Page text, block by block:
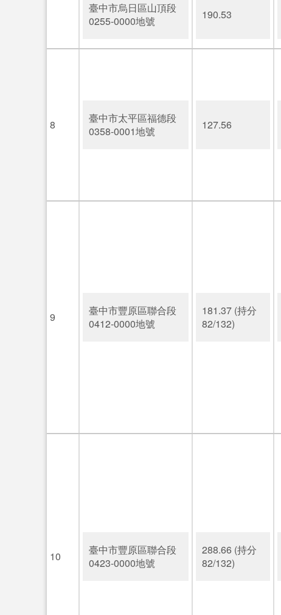
臺中市烏日區山頂段
0255-0000地號
190.53
8
臺中市太平區福德段
0358-0001地號
127.56
9
臺中市豐原區聯合段
0412-0000地號
181.37 (持分
82/132)
10
臺中市豐原區聯合段
0423-0000地號
288.66 (持分
82/132)